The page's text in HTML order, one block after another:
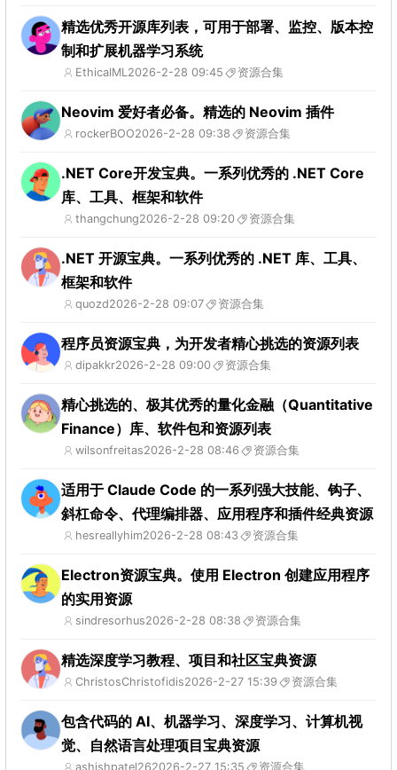
精选优秀开源库列表，可用于部署、监控、版本控
制和扩展机器学习系统
EthicalML2026-2-28 09:45 资源合集
Neovim 爱好者必备。精选的 Neovim 插件
rockerBOO2026-2-28 09:38 资源合集
.NET Core开发宝典。一系列优秀的 .NET Core
库、工具、框架和软件
thangchung2026-2-28 09:20 资源合集
.NET 开源宝典。一系列优秀的 .NET 库、工具、
框架和软件
quozd2026-2-28 09:07 资源合集
程序员资源宝典，为开发者精心挑选的资源列表
dipakkr2026-2-28 09:00 资源合集
精心挑选的、极其优秀的量化金融（Quantitative
Finance）库、软件包和资源列表
wilsonfreitas2026-2-28 08:46 资源合集
适用于 Claude Code 的一系列强大技能、钩子、
斜杠命令、代理编排器、应用程序和插件经典资源
hesreallyhim2026-2-28 08:43 资源合集
Electron资源宝典。使用 Electron 创建应用程序
的实用资源
sindresorhus2026-2-28 08:38 资源合集
精选深度学习教程、项目和社区宝典资源
ChristosChristofidis2026-2-27 15:39 资源合集
包含代码的 AI、机器学习、深度学习、计算机视
觉、自然语言处理项目宝典资源
ashishpatel262026-2-27 15:35 资源合集